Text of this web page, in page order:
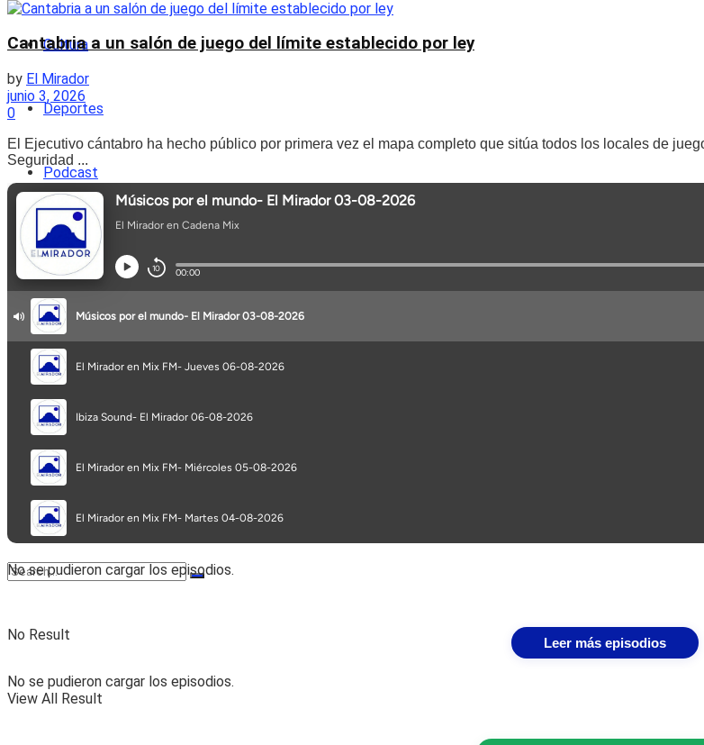
Cultura
Deportes
Podcast
Entrevistas
Programa completo
No Result
View All Result
Cantabria a un salón de juego del límite establecido por ley
by El Mirador
junio 3, 2026
0
El Ejecutivo cántabro ha hecho público por primera vez el mapa completo que sitúa todos los locales de
Seguridad ...
No se pudieron cargar los episodios.
Leer más episodios
No se pudieron cargar los episodios.